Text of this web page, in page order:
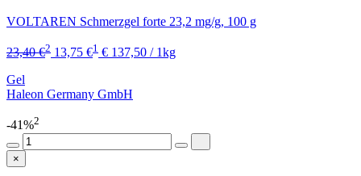
VOLTAREN Schmerzgel forte 23,2 mg/g, 100 g
23,40 €2 13,75 €1 € 137,50 / 1kg
Gel
Haleon Germany GmbH
-41%2
×